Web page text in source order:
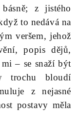
z jistého
to nedává na
veršem, jehož
popis dějů,
– se snaží být
trochu bloudí
z nejasné
postavy měla